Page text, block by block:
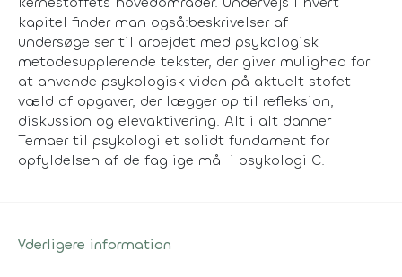
kapitel finder man også:beskrivelser af
undersøgelser til arbejdet med psykologisk
metodesupplerende tekster, der giver mulighed for
at anvende psykologisk viden på aktuelt stofet
væld af opgaver, der lægger op til refleksion,
diskussion og elevaktivering. Alt i alt danner
Temaer til psykologi et solidt fundament for
opfyldelsen af de faglige mål i psykologi C.
Yderligere information